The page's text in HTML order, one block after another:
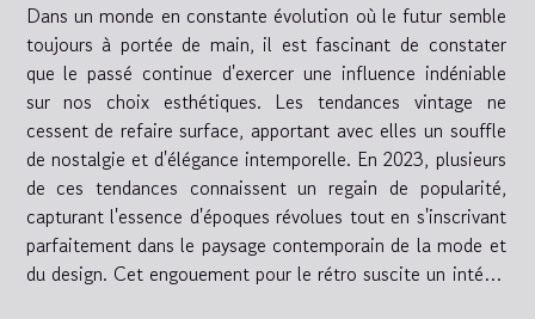
Dans un monde en constante évolution où le futur semble
toujours à portée de main, il est fascinant de constater
que le passé continue d'exercer une influence indéniable
sur nos choix esthétiques. Les tendances vintage ne
cessent de refaire surface, apportant avec elles un souffle
de nostalgie et d'élégance intemporelle. En 2023, plusieurs
de ces tendances connaissent un regain de popularité,
capturant l'essence d'époques révolues tout en s'inscrivant
parfaitement dans le paysage contemporain de la mode et
du design. Cet engouement pour le rétro suscite un intérêt